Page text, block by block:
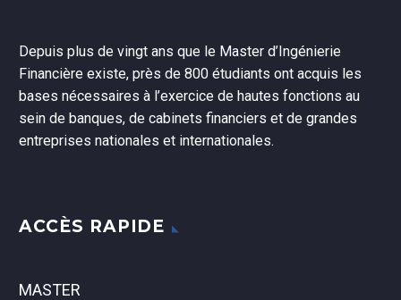
Depuis plus de vingt ans que le Master d’Ingénierie
Financière existe, près de 800 étudiants ont acquis les
bases nécessaires à l’exercice de hautes fonctions au
sein de banques, de cabinets financiers et de grandes
entreprises nationales et internationales.
ACCÈS RAPIDE
MASTER